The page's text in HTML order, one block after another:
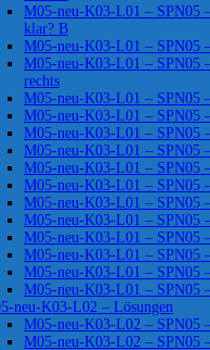
M05-neu-K03-L01 – SPN05
klar? B
M05-neu-K03-L01 – SPN05
M05-neu-K03-L01 – SPN05
rechts
M05-neu-K03-L01 – SPN05
M05-neu-K03-L01 – SPN05
M05-neu-K03-L01 – SPN05
M05-neu-K03-L01 – SPN05
M05-neu-K03-L01 – SPN05
M05-neu-K03-L01 – SPN05
M05-neu-K03-L01 – SPN05
M05-neu-K03-L01 – SPN05
M05-neu-K03-L01 – SPN05
M05-neu-K03-L01 – SPN05
M05-neu-K03-L01 – SPN05
M05-neu-K03-L01 – SPN05
neu-K03-L02 – Lösungen
M05-neu-K03-L02 – SPN05
M05-neu-K03-L02 – SPN05